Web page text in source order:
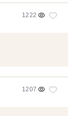
1222
1207